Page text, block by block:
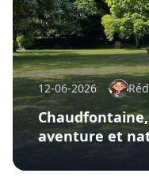
12-06-2026
aventure et